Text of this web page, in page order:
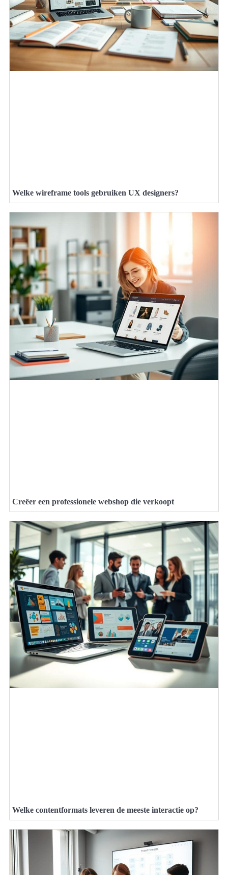
Welke wireframe tools gebruiken UX designers?
Creëer een professionele webshop die verkoopt
Welke contentformats leveren de meeste interactie op?